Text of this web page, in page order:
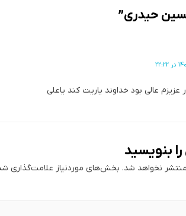
عزیزم عالی بود خداوند یاریت کند یاعلی
بنویسید
نخواهد شد. بخش‌های موردنیاز علامت‌گذاری